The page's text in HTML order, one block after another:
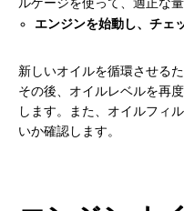
エンジンを始動し、チェ
新しいオイルを循環させる
その後、オイルレベルを再
します。また、オイルフィ
いか確認します。